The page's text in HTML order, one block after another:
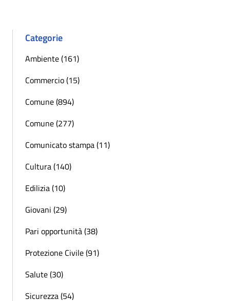
Categorie
Ambiente (161)
Commercio (15)
Comune (894)
Comune (277)
Comunicato stampa (11)
Cultura (140)
Edilizia (10)
Giovani (29)
Pari opportunità (38)
Protezione Civile (91)
Salute (30)
Sicurezza (54)